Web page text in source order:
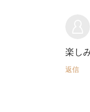
楽し
返信